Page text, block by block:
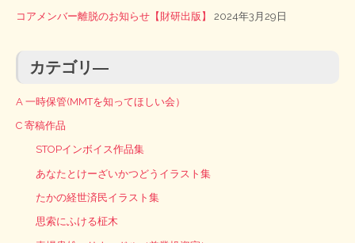
コアメンバー離脱のお知らせ【財研出版】 2024年3月29日
カテゴリ―
A 一時保管(MMTを知ってほしい会）
C 寄稿作品
STOPインボイス作品集
あなたとけーざいかつどうイラスト集
たかの経世済民イラスト集
思索にふける柾木